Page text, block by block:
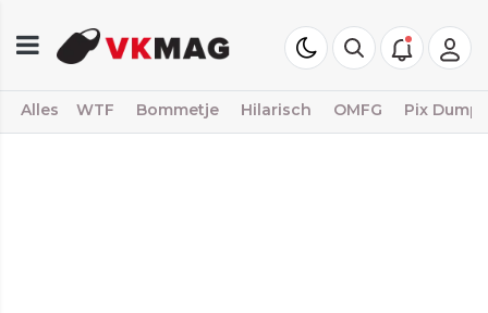
Alles WTF Bommetje Hilarisch OMFG Pix Dump